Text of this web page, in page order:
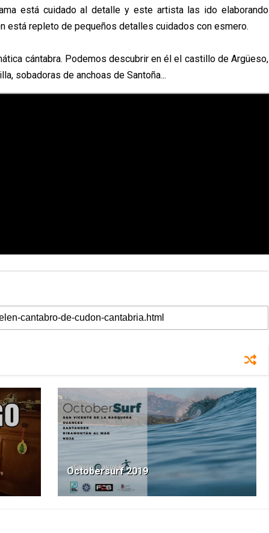
está cuidado al detalle y este artista las ido elaborando
está repleto de pequeños detalles cuidados con esmero.
cántabra. Podemos descubrir en él el castillo de Argüeso,
sobadoras de anchoas de Santoña...
Octobersurf 2019